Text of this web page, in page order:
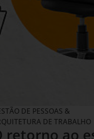
DE PESSOAS &
DE TRABALHO
retorno ao